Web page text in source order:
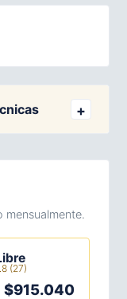
(27)
$915.040